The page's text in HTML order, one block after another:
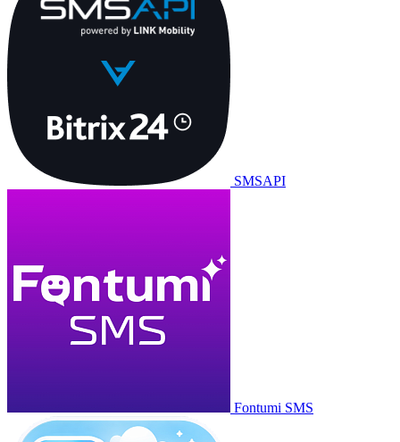
SMSAPI
Fontumi SMS